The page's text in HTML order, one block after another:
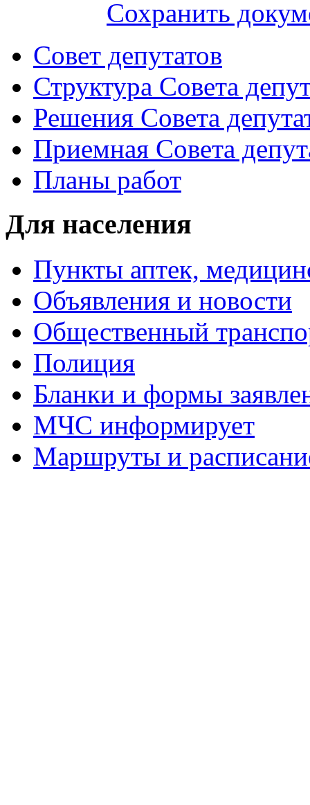
Сохранить
Совет депутатов
Структура Совета
Решения Совета
Приемная Совета
Планы работ
Для населения
Пункты аптек,
Объявления и новости
Общественный
Полиция
Бланки и формы
МЧС информирует
Маршруты и